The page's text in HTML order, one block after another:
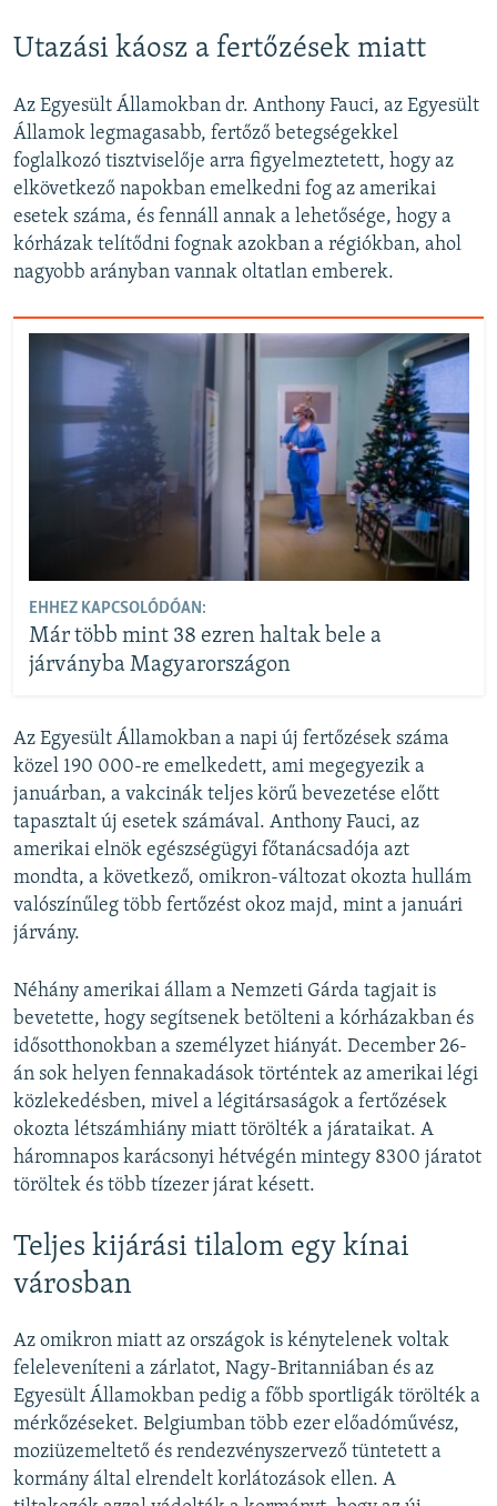
Utazási káosz a fertőzések miatt
Az Egyesült Államokban dr. Anthony Fauci, az Egyesült
Államok legmagasabb, fertőző betegségekkel
foglalkozó tisztviselője arra figyelmeztetett, hogy az
elkövetkező napokban emelkedni fog az amerikai
esetek száma, és fennáll annak a lehetősége, hogy a
kórházak telítődni fognak azokban a régiókban, ahol
nagyobb arányban vannak oltatlan emberek.
EHHEZ KAPCSOLÓDÓAN:
Már több mint 38 ezren haltak bele a
járványba Magyarországon
Az Egyesült Államokban a napi új fertőzések száma
közel 190 000-re emelkedett, ami megegyezik a
januárban, a vakcinák teljes körű bevezetése előtt
tapasztalt új esetek számával. Anthony Fauci, az
amerikai elnök egészségügyi főtanácsadója azt
mondta, a következő, omikron-változat okozta hullám
valószínűleg több fertőzést okoz majd, mint a januári
járvány.
Néhány amerikai állam a Nemzeti Gárda tagjait is
bevetette, hogy segítsenek betölteni a kórházakban és
idősotthonokban a személyzet hiányát. December 26-
án sok helyen fennakadások történtek az amerikai légi
közlekedésben, mivel a légitársaságok a fertőzések
okozta létszámhiány miatt törölték a járataikat. A
háromnapos karácsonyi hétvégén mintegy 8300 járatot
töröltek és több tízezer járat késett.
Teljes kijárási tilalom egy kínai
városban
Az omikron miatt az országok is kénytelenek voltak
feleleveníteni a zárlatot, Nagy-Britanniában és az
Egyesült Államokban pedig a főbb sportligák törölték a
mérkőzéseket. Belgiumban több ezer előadóművész,
moziüzemeltető és rendezvényszervező tüntetett a
kormány által elrendelt korlátozások ellen. A